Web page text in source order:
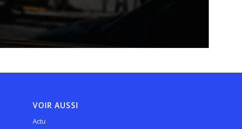
VOIR AUSSI
Actu